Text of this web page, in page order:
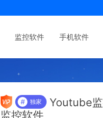
监控软件 手机软件
# 独家
Youtube
监控软件